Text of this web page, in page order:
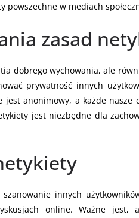
powszechne w mediach
zasad
dobrego wychowania, ale
prywatność innych
anonimowy, a każde nasze
jest niezbędne dla
innych
online. Ważne jest,